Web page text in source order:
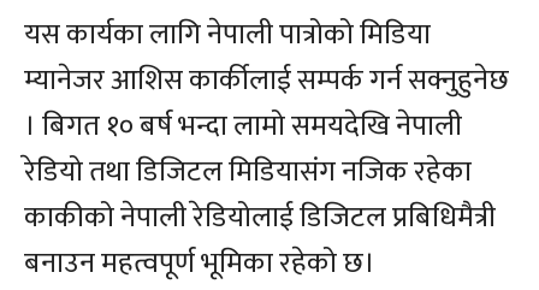
यस कार्यका लागि नेपाली पात्रोको मिडिया
म्यानेजर आशिस कार्कीलाई सम्पर्क गर्न सक्नुहुनेछ
। बिगत १० बर्ष भन्दा लामो समयदेखि नेपाली
रेडियो तथा डिजिटल मिडियासंग नजिक रहेका
काकीको नेपाली रेडियोलाई डिजिटल प्रबिधिमैत्री
बनाउन महत्वपूर्ण भूमिका रहेको छ।